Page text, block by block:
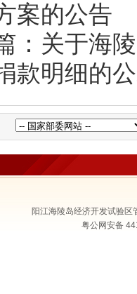
案的公告
：关于海
款明细的
阳江海陵岛经济开发试验
粤公网安备